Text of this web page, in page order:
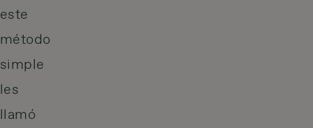
este
método
simple
les
llamó